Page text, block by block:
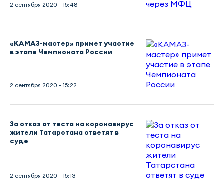
2 сентября 2020 - 15:48
«КАМАЗ-мастер» примет участие
в этапе Чемпионата России
2 сентября 2020 - 15:22
За отказ от теста на коронавирус
жители Татарстана ответят в
суде
2 сентября 2020 - 15:13